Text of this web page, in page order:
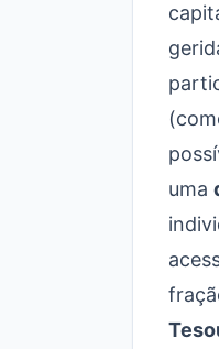
uma